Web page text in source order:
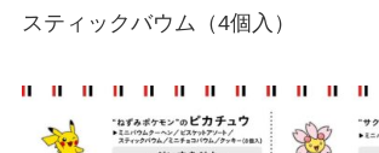
スティックバウム（4個入）